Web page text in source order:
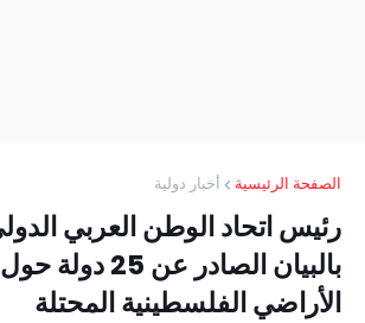
الصفحة الرئيسية أخبار دولية
رئيس اتحاد الوطن العربي
بالبيان الصادر
الأراضي الفلسطينية المحتلة